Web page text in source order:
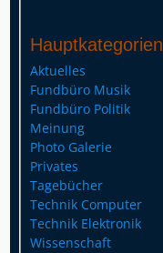
Hauptkategorien
Aktuelles
Fundbüro Musik
Fundbüro Politik
Meinung
Photo Galerie
Privates
Tagebücher
Technik Computer
Technik Elektronik
Wissenschaft